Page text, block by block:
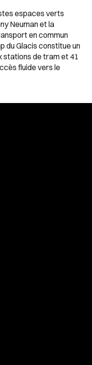
espaces verts
Neuman et la
en commun
du Glacis constitue un
stations de tram et 41
fluide vers le